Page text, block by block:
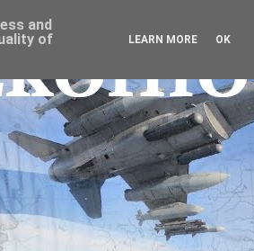
and
of
LEARN MORE OK